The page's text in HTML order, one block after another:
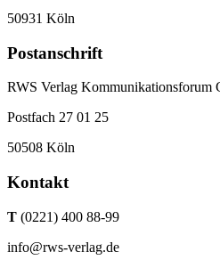
50931 Köln
Postanschrift
RWS Verlag
Postfach 27 01 25
50508 Köln
Kontakt
T (0221) 400 88-99
info@rws-verlag.de